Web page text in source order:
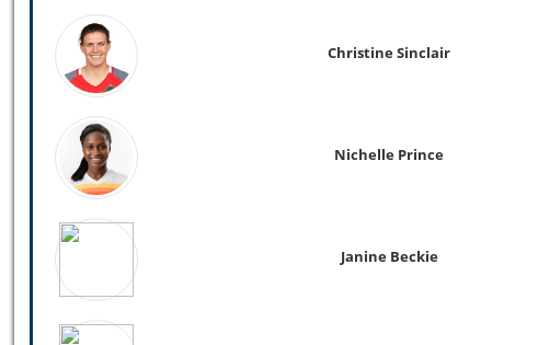
Christine Sinclair
Nichelle Prince
Janine Beckie